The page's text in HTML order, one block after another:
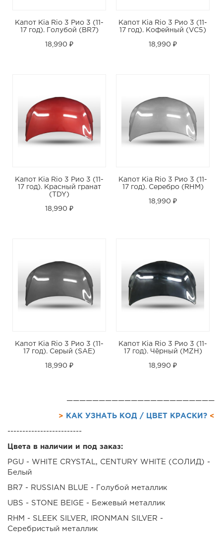
Капот Kia Rio 3 Рио 3 (11-
17 год). Голубой (BR7)
18,990 ₽
Капот Kia Rio 3 Рио 3 (11-
17 год). Кофейный (VC5)
18,990 ₽
Капот Kia Rio 3 Рио 3 (11-
17 год). Красный гранат
(TDY)
18,990 ₽
Капот Kia Rio 3 Рио 3 (11-
17 год). Серебро (RHM)
18,990 ₽
Капот Kia Rio 3 Рио 3 (11-
17 год). Серый (SAE)
18,990 ₽
Капот Kia Rio 3 Рио 3 (11-
17 год). Чёрный (MZH)
18,990 ₽
———————————————————————
> КАК УЗНАТЬ КОД / ЦВЕТ КРАСКИ? <
-------------------------
Цвета в наличии и под заказ:
PGU - WHITE CRYSTAL, CENTURY WHITE (СОЛИД) -
Белый
BR7 - RUSSIAN BLUE - Голубой металлик
UBS - STONE BEIGE - Бежевый металлик
RHM - SLEEK SILVER, IRONMAN SILVER -
Серебристый металлик